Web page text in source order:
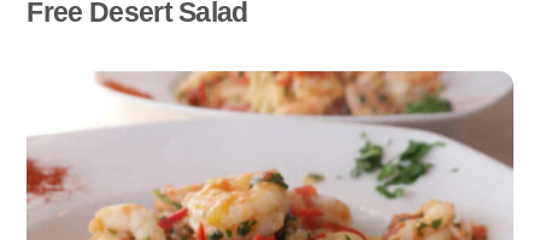
Free Desert Salad